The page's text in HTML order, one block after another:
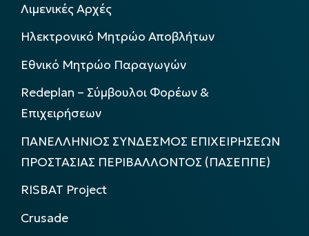
Λιμενικές Αρχές
Ηλεκτρονικό Μητρώο Αποβλήτων
Εθνικό Μητρώο Παραγωγών
Redeplan – Σύμβουλοι Φορέων &
Επιχειρήσεων
ΠΑΝΕΛΛΗΝΙΟΣ ΣΥΝΔΕΣΜΟΣ ΕΠΙΧΕΙΡΗΣΕΩΝ
ΠΡΟΣΤΑΣΙΑΣ ΠΕΡΙΒΑΛΛΟΝΤΟΣ (ΠΑΣΕΠΠΕ)
RISBAT Project
Crusade